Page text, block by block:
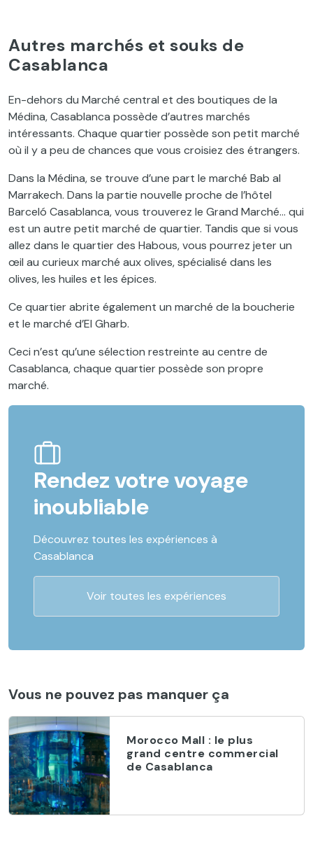
Autres marchés et souks de
Casablanca
En-dehors du Marché central et des boutiques de la
Médina, Casablanca possède d’autres marchés
intéressants. Chaque quartier possède son petit marché
où il y a peu de chances que vous croisiez des étrangers.
Dans la Médina, se trouve d’une part le marché Bab al
Marrakech. Dans la partie nouvelle proche de l’hôtel
Barceló Casablanca, vous trouverez le Grand Marché… qui
est un autre petit marché de quartier. Tandis que si vous
allez dans le quartier des Habous, vous pourrez jeter un
œil au curieux marché aux olives, spécialisé dans les
olives, les huiles et les épices.
Ce quartier abrite également un marché de la boucherie
et le marché d’El Gharb.
Ceci n’est qu’une sélection restreinte au centre de
Casablanca, chaque quartier possède son propre
marché.
Rendez votre voyage
inoubliable
Découvrez toutes les expériences à
Casablanca
Voir toutes les expériences
Vous ne pouvez pas manquer ça
Morocco Mall : le plus
grand centre commercial
de Casablanca